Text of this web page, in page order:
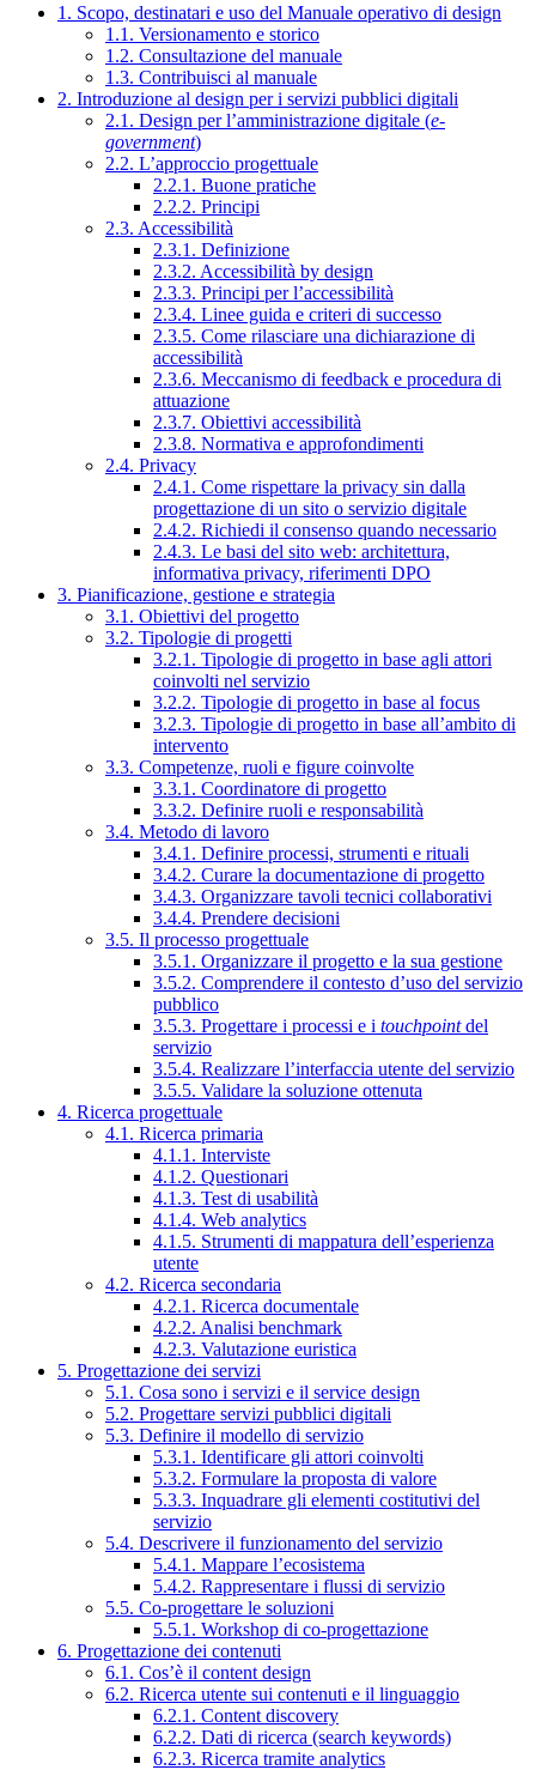
1. Scopo, destinatari e uso del Manuale operativo di design
1.1. Versionamento e storico
1.2. Consultazione del manuale
1.3. Contribuisci al manuale
2. Introduzione al design per i servizi pubblici digitali
2.1. Design per l’amministrazione digitale (e-
government)
2.2. L’approccio progettuale
2.2.1. Buone pratiche
2.2.2. Principi
2.3. Accessibilità
2.3.1. Definizione
2.3.2. Accessibilità by design
2.3.3. Principi per l’accessibilità
2.3.4. Linee guida e criteri di successo
2.3.5. Come rilasciare una dichiarazione di
accessibilità
2.3.6. Meccanismo di feedback e procedura di
attuazione
2.3.7. Obiettivi accessibilità
2.3.8. Normativa e approfondimenti
2.4. Privacy
2.4.1. Come rispettare la privacy sin dalla
progettazione di un sito o servizio digitale
2.4.2. Richiedi il consenso quando necessario
2.4.3. Le basi del sito web: architettura,
informativa privacy, riferimenti DPO
3. Pianificazione, gestione e strategia
3.1. Obiettivi del progetto
3.2. Tipologie di progetti
3.2.1. Tipologie di progetto in base agli attori
coinvolti nel servizio
3.2.2. Tipologie di progetto in base al focus
3.2.3. Tipologie di progetto in base all’ambito di
intervento
3.3. Competenze, ruoli e figure coinvolte
3.3.1. Coordinatore di progetto
3.3.2. Definire ruoli e responsabilità
3.4. Metodo di lavoro
3.4.1. Definire processi, strumenti e rituali
3.4.2. Curare la documentazione di progetto
3.4.3. Organizzare tavoli tecnici collaborativi
3.4.4. Prendere decisioni
3.5. Il processo progettuale
3.5.1. Organizzare il progetto e la sua gestione
3.5.2. Comprendere il contesto d’uso del servizio
pubblico
3.5.3. Progettare i processi e i touchpointdel
servizio
3.5.4. Realizzare l’interfaccia utente del servizio
3.5.5. Validare la soluzione ottenuta
4. Ricerca progettuale
4.1. Ricerca primaria
4.1.1. Interviste
4.1.2. Questionari
4.1.3. Test di usabilità
4.1.4. Web analytics
4.1.5. Strumenti di mappatura dell’esperienza
utente
4.2. Ricerca secondaria
4.2.1. Ricerca documentale
4.2.2. Analisi benchmark
4.2.3. Valutazione euristica
5. Progettazione dei servizi
5.1. Cosa sono i servizi e il service design
5.2. Progettare servizi pubblici digitali
5.3. Definire il modello di servizio
5.3.1. Identificare gli attori coinvolti
5.3.2. Formulare la proposta di valore
5.3.3. Inquadrare gli elementi costitutivi del
servizio
5.4. Descrivere il funzionamento del servizio
5.4.1. Mappare l’ecosistema
5.4.2. Rappresentare i flussi di servizio
5.5. Co-progettare le soluzioni
5.5.1. Workshop di co-progettazione
6. Progettazione dei contenuti
6.1. Cos’è il content design
6.2. Ricerca utente sui contenuti e il linguaggio
6.2.1. Content discovery
6.2.2. Dati di ricerca (search keywords)
6.2.3. Ricerca tramite analytics